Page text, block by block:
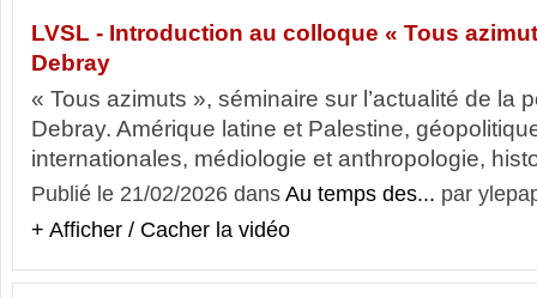
LVSL - Introduction au colloque « Tous
Debray
« Tous azimuts », séminaire sur l’actualité de la
Debray. Amérique latine et Palestine,
internationales, médiologie et anthropologie,
Publié le 21/02/2026 dans Au temps des... par
+ Afficher / Cacher la vidéo